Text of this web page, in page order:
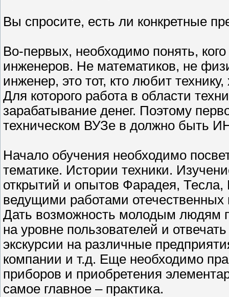
Вы спросите, есть ли конкретные
Во-первых, необходимо понять,
инженеров. Не математиков, не
инженер, это тот, кто любит
Для которого работа в области
зарабатывание денег. Поэтому
техническом ВУЗе в должно
Начало обучения необходимо
тематике. Истории техники.
открытий и опытов Фарадея,
ведущими работами отечественных
Дать возможность молодым людям
на уровне пользователей и
экскурсии на различные
компании и т.д. Еще необходимо
приборов и приобретения
самое главное – практика.